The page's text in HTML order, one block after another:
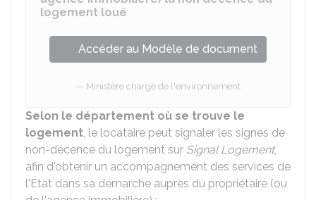
logement loué
Accéder au Modèle de document
Ministère chargé de l'environnement
Selon le département où se trouve le
logement, le locataire peut signaler les signes de
non-décence du logement sur Signal Logement,
afin d'obtenir un accompagnement des services de
l'État dans sa démarche auprès du propriétaire (ou